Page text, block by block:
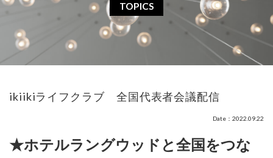
TOPICS
ikiikiライフクラブ 全国代表者会議配信
Date：2022.09.22
★ホテルラングウッドと全国をつな